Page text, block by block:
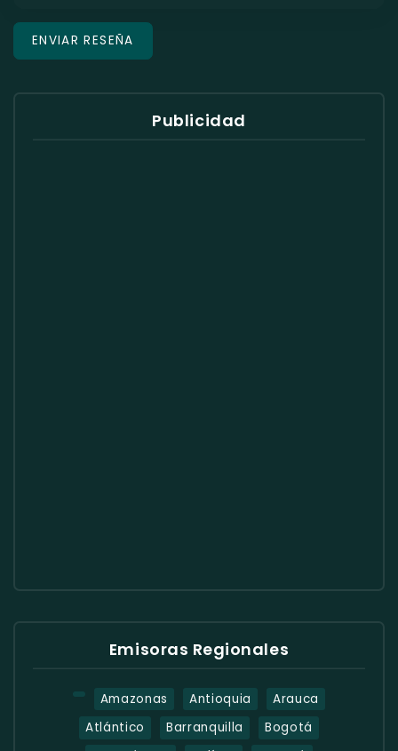
Publicidad
Emisoras Regionales
Amazonas Antioquia
Arauca
Atlántico
Barranquilla
Bogotá